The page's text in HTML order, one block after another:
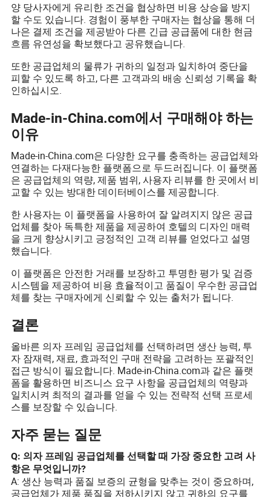
양 당사자에게 유리한 조건을 협상하면 비용 상승을 방지
할 수도 있습니다. 경험이 풍부한 구매자는 협상을 통해 더
나은 결제 조건을 제공받아 다른 긴급 공급품에 대한 현금
흐름 유연성을 확보했다고 공유했습니다.
또한 공급업체의 물류가 귀하의 일정과 일치하여 중단을
피할 수 있도록 하고, 다른 고객과의 배송 신뢰성 기록을 확
인하십시오.
Made-in-China.com에서 구매해야 하는
이유
Made-in-China.com은 다양한 요구를 충족하는 공급업체와
연결하는 다재다능한 플랫폼으로 두드러집니다. 이 플랫폼
은 공급업체의 역량, 제품 범위, 사용자 리뷰를 한 곳에서 비
교할 수 있는 방대한 데이터베이스를 제공합니다.
한 사용자는 이 플랫폼을 사용하여 잘 알려지지 않은 공급
업체를 찾아 독특한 제품을 제공하여 호텔의 디자인 매력
을 크게 향상시키고 긍정적인 고객 리뷰를 얻었다고 설명
했습니다.
이 플랫폼은 안전한 거래를 보장하고 투명한 평가 및 검증
시스템을 제공하여 비용 효율적이고 품질이 우수한 공급업
체를 찾는 구매자에게 신뢰할 수 있는 출처가 됩니다.
결론
올바른 의자 프레임 공급업체를 선택하려면 생산 능력, 투
자 잠재력, 재료, 효과적인 구매 전략을 고려하는 포괄적인
접근 방식이 필요합니다. Made-in-China.com과 같은 플랫
폼을 활용하면 비즈니스 요구 사항을 공급업체의 역량과
일치시켜 최적의 결과를 얻을 수 있는 전략적 선택 프로세
스를 보장할 수 있습니다.
자주 묻는 질문
Q: 의자 프레임 공급업체를 선택할 때 가장 중요한 고려 사
항은 무엇입니까?
A: 생산 능력과 품질 보증의 균형을 맞추는 것이 중요하며,
공급업체가 제품 품질을 저하시키지 않고 귀하의 요구를